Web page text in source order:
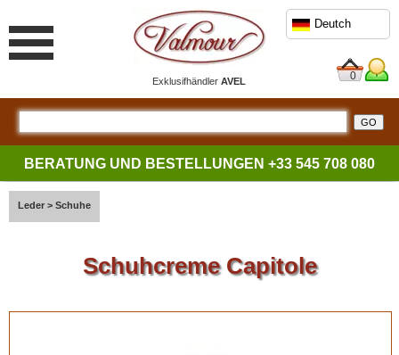
ExklusifhändlerAVEL
Deutch
0
BERATUNG UND BESTELLUNGEN +33 545 708 080
Leder > Schuhe
Schuhcreme Capitole